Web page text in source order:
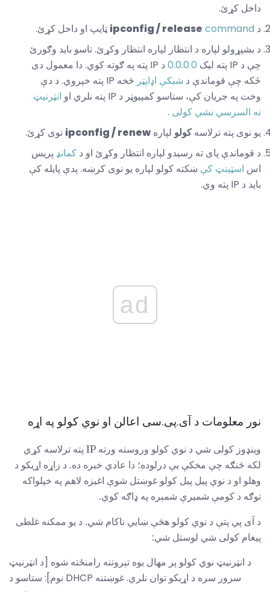
داخل کړئ.
د
ipconfig / release command
ټایپ او داخل کړئ.
د بشپړولو لپاره د انتظار لپاره انتظار وکړئ. تاسو باید وګورئ
چې د IP پته لیک
0.0.0.0
د IP پته په ګوته کوي. دا معمول دی
ځکه چې قوماندې د شبکې اډاپټر
څخه IP پته خپروي. د دې
وخت په جریان کې، ستاسو کمپیوټر د IP پته نلري او
انټرنیټ
ته السرسي نشي کولی .
یو نوی پته ترلاسهکولو لپاره ipconfig / renew نوی کړئ.
د قوماندې پای ته رسیدو لپاره انتظار وکړئ او د کمانډ پریس
اس اسټینټ کې ښکته کولو لپاره یو نوی کرښه. پدې پایله کې
باید د IP پته وي.
ad
نور معلومات د آی.پی.سی اعالن او نوي کولو په اړه
وینډوز کولی شي د نوي کولو وروسته ورته IP پته ترلاسه کړي
لکه څنګه چې مخکې یې درلوده؛ دا عادي خبره ده. د زاړه اړیکو د
وهلو او د نوي پیل پیل کولو غوښتل شوې اغیزه لاهم په خپلواکه
توګه د کومې شمیرې شمېره په ډاګه کوي.
د آی پي پتې د نوي کولو هڅې ښايي ناکام شي. د یو ممکنه غلطی
پیغام کولی شي لوستل شي:
د انټرنیټ نوي کولو پر مهال یوه تېروتنه رامنځته شوه [د انټرنیټ
نوم]: ستاسو د DHCP سرور سره د اړیکو توان نلري. غوښتنه